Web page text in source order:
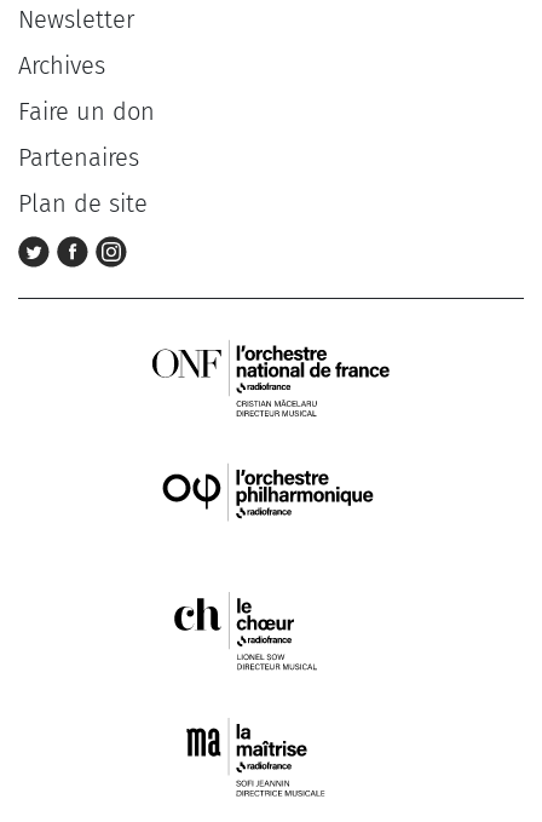
Newsletter
Archives
Faire un don
Partenaires
Plan de site